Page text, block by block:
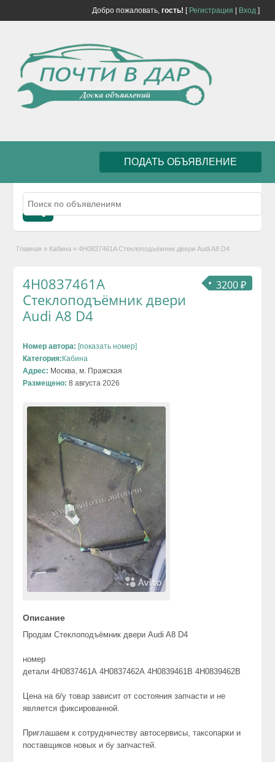
Добро пожаловать, гость! [ Регистрация Вход]
ПОДАТЬ ОБЪЯВЛЕНИЕ
Главная » Кабина » 4H0837461A Стеклоподъёмник двери Audi A8 D4
3200 ₽
4H0837461A
Стеклоподъёмник двери
Audi A8 D4
Номер автора: [показать номер]
Категория: Кабина
Адрес: Москва, м. Пражская
Размещено: 8 августа 2026
Описание
Продам Стеклоподъёмник двери Audi A8 D4
номер
детали 4H0837461A 4H0837462A 4H0839461B 4H0839462B
Цена на б/у товар зависит от состояния запчасти и не
является фиксированной.
Приглашаем к сотрудничеству автосервисы, таксопарки и
поставщиков новых и бу запчастей.